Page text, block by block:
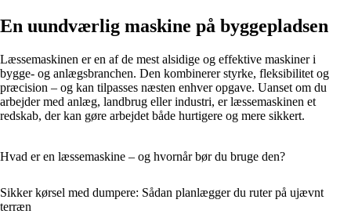
En uundværlig maskine på byggepladsen
Læssemaskinen er en af de mest alsidige og effektive maskiner i
bygge- og anlægsbranchen. Den kombinerer styrke, fleksibilitet og
præcision – og kan tilpasses næsten enhver opgave. Uanset om du
arbejder med anlæg, landbrug eller industri, er læssemaskinen et
redskab, der kan gøre arbejdet både hurtigere og mere sikkert.
Hvad er en læssemaskine – og hvornår bør du bruge den?
Sikker kørsel med dumpere: Sådan planlægger du ruter på ujævnt
terræn